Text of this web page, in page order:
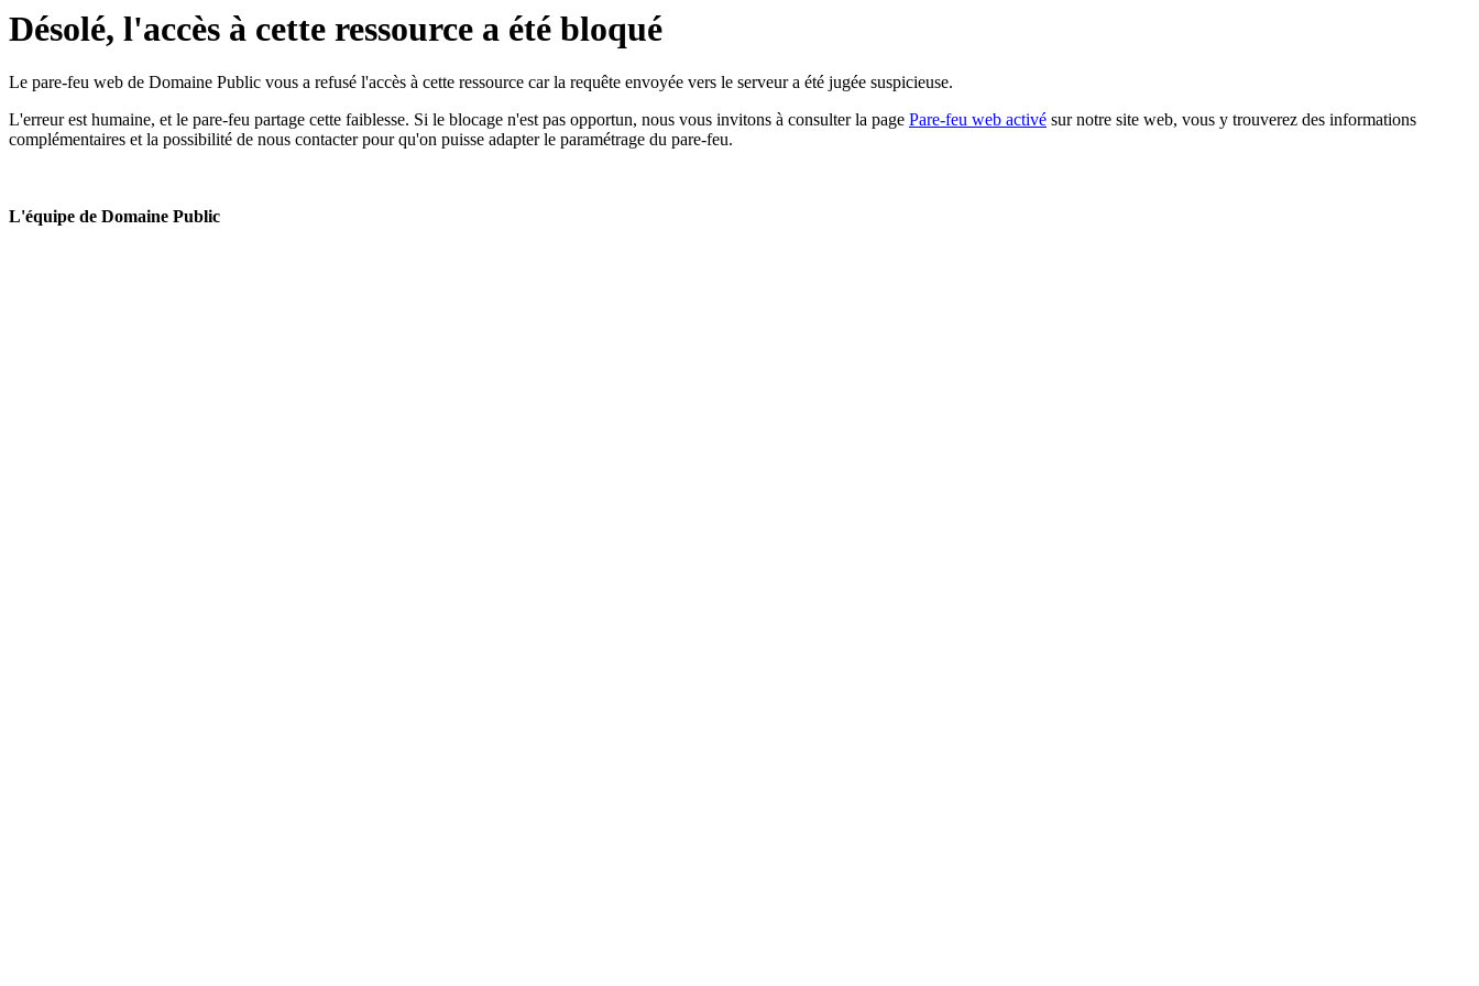
Désolé, l'accès à cette ressource a été bloqué
Le pare-feu web de Domaine Public vous a refusé l'accès à cette ressource car la requête envoyée vers le serveur a été jugée suspicieuse.
L'erreur est humaine, et le pare-feu partage cette faiblesse. Si le blocage n'est pas opportun, nous vous invitons à consulter la page Pare-feu web activé sur notre site web, vous y trouverez des informations
complémentaires et la possibilité de nous contacter pour qu'on puisse adapter le paramétrage du pare-feu.
L'équipe de Domaine Public